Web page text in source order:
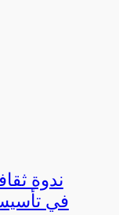
ندوة
في